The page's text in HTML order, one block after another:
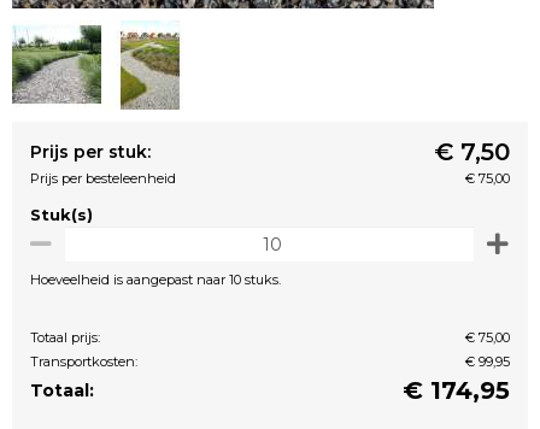
Prijs per stuk: € 7,50
Prijs per besteleenheid € 75,00
Stuk(s)
Hoeveelheid is aangepast naar 10 stuks.
Totaal prijs:
€ 75,00
Transportkosten:
€ 99,95
Totaal: € 174,95